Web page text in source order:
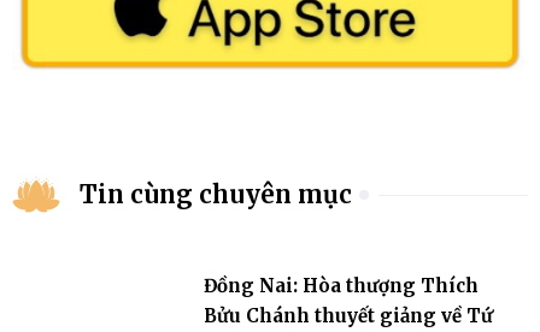
Tin cùng chuyên mục
Đồng Nai: Hòa thượng Thích
Bửu Chánh thuyết giảng về Tứ